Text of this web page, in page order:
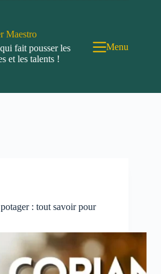
Maestro
fait pousser les
et les talents !
Menu
: tout savoir pour